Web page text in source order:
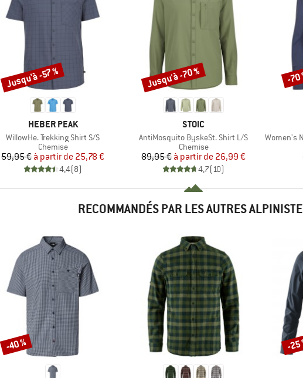
MARQUE
HEBER PEAK
Article
WillowHe. Trekking Shirt S/S
Product group
Chemise
Prix
59,95 € Prix réduit
à partir de 25,78 €
4,4(8)
Remise
Jusqu'à -57 %
MARQUE
STOIC
Article
AntiMosquito ByskeSt. Shirt L/S
Product group
Chemise
Prix
89,95 € Prix réduit
à partir de 26,99 €
4,7(10)
Remise
Jusqu'à -70 %
Article
Women's
-70
RECOMMANDÉS PAR LES AUTRES
Remise
-40 % -25